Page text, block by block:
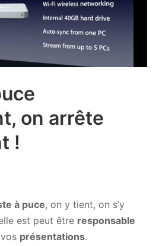
présentation
on arrête
!
à puce, on y tient, on s’y
est peut être responsable
présentations.